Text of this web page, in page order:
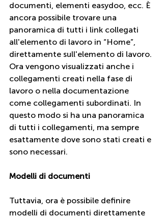
documenti, elementi easydoo, ecc. È
ancora possibile trovare una
panoramica di tutti i link collegati
all'elemento di lavoro in “Home”,
direttamente sull'elemento di lavoro.
Ora vengono visualizzati anche i
collegamenti creati nella fase di
lavoro o nella documentazione
come collegamenti subordinati. In
questo modo si ha una panoramica
di tutti i collegamenti, ma sempre
esattamente dove sono stati creati e
sono necessari.
Modelli di documenti
Tuttavia, ora è possibile definire
modelli di documenti direttamente